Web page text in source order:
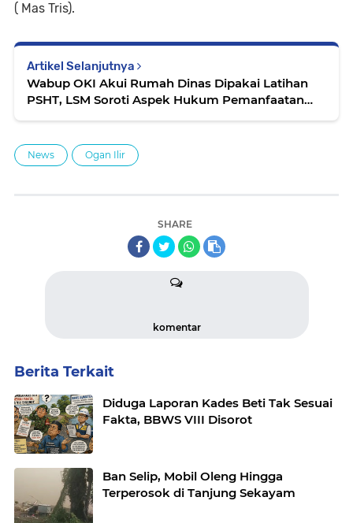
( Mas Tris).
Artikel Selanjutnya
Wabup OKI Akui Rumah Dinas Dipakai Latihan
PSHT, LSM Soroti Aspek Hukum Pemanfaatan
News Ogan Ilir
SHARE
komentar
Berita Terkait
Diduga Laporan Kades Beti Tak Sesuai
Fakta, BBWS VIII Disorot
Ban Selip, Mobil Oleng Hingga
Terperosok di Tanjung Sekayam